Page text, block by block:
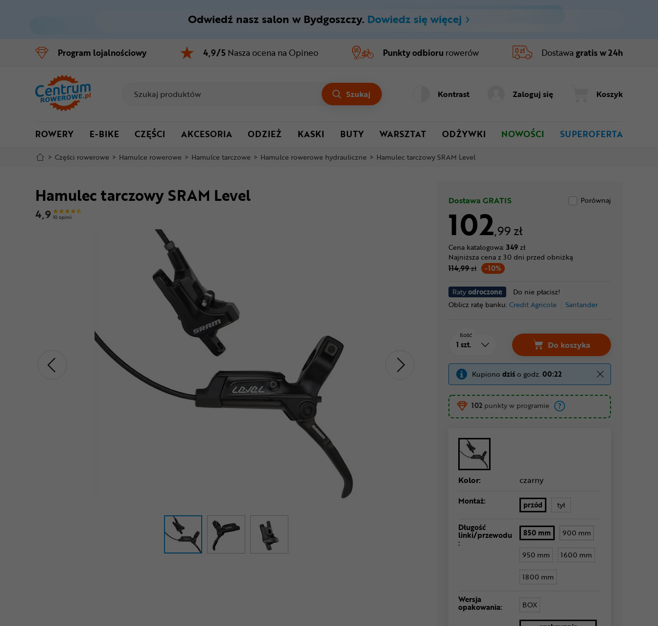
Menu główne
Informacje o produkcie
Do koszyka
Szczegółowe informacje
Mapa strony
Odwiedź nasz salon w Bydgoszczy. Dowiedz się więcej
Program lojalnościowy 4,9/5 Nasza ocena na Opineo Punkty odbioru rowerów Dostawa gratis w 24h
Szukaj Kontrast Zaloguj się Koszyk
ROWERY E-BIKE CZĘŚCI AKCESORIA ODZIEŻ KASKI BUTY WARSZTAT ODŻYWKI NOWOŚCI SUPEROFERTA
> Części rowerowe > Hamulce rowerowe > Hamulce tarczowe > Hamulce rowerowe hydrauliczne > Hamulec tarczowy SRAM Level
Hamulec tarczowy SRAM Level
4,9 10 opinii
Dostawa GRATIS Porównaj
102,99 zł
Cena katalogowa: 349zł
-10%
Najniższa cena z 30 dni przed obniżką
114,99zł
Ratyodroczone
Do nie płacisz!
Oblicz ratę banku: Credit Agricole Santander
Ilość
Do koszyka
Kupiono dziśo godz. 00:22
102 punkty w programie
Kolor: czarny
Montaż: przód tył
Długość
linki/przewodu
:
850 mm 900 mm
950 mm 1600 mm
1800 mm
Wersja
opakowania: BOX